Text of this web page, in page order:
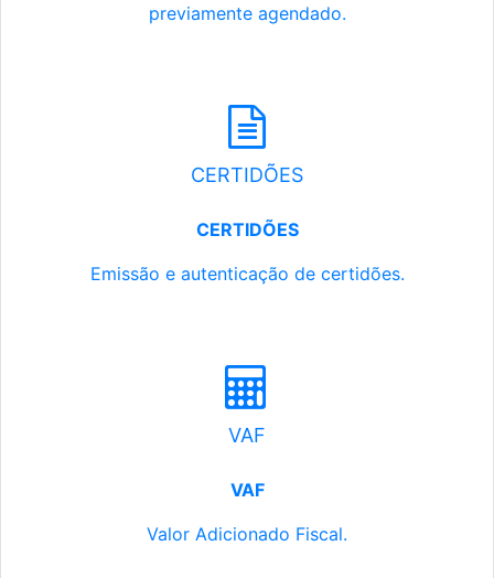
previamente agendado.
CERTIDÕES
CERTIDÕES
Emissão e autenticação de certidões.
VAF
VAF
Valor Adicionado Fiscal.